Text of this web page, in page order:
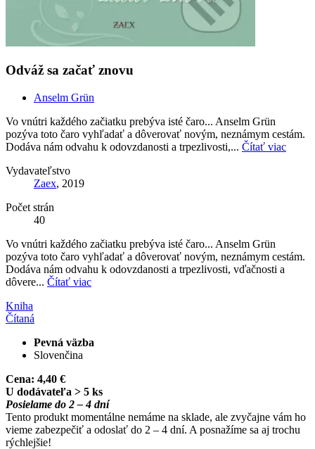
Odváž sa začať znovu
Anselm Grün
Vo vnútri každého začiatku prebýva isté čaro... Anselm Grün
pozýva toto čaro vyhľadať a dôverovať novým, neznámym cestám.
Dodáva nám odvahu k odovzdanosti a trpezlivosti,... Čítať viac
Vydavateľstvo
Zaex, 2019
Počet strán
40
Vo vnútri každého začiatku prebýva isté čaro... Anselm Grün
pozýva toto čaro vyhľadať a dôverovať novým, neznámym cestám.
Dodáva nám odvahu k odovzdanosti a trpezlivosti, vďačnosti a
dôvere... Čítať viac
Kniha
Čítaná
Pevná väzba
Slovenčina
Cena: 4,40 €
U dodávateľa > 5 ks
Posielame do 2 – 4 dní
Tento produkt momentálne nemáme na sklade, ale zvyčajne vám ho
vieme zabezpečiť a odoslať do 2 – 4 dní. A posnažíme sa aj trochu
rýchlejšie!